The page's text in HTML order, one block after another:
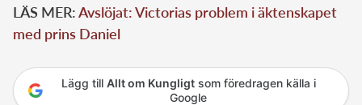
LÄS MER:Avslöjat: Victorias problem i äktenskapet
med prins Daniel
Lägg till Allt om Kungligtsom föredragen källa i
Google